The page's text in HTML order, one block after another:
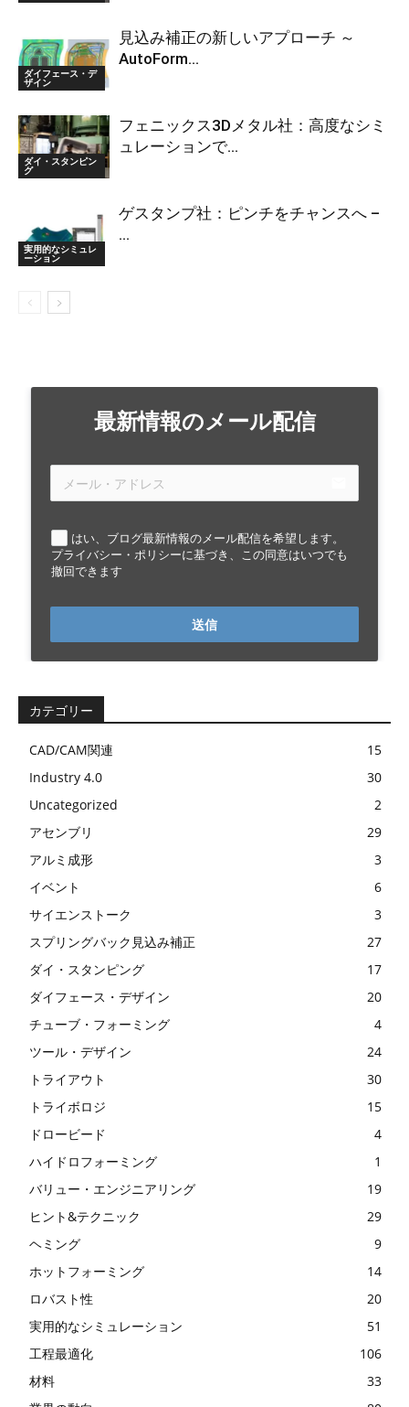
ダイフェース・デ
ザイン
見込み補正の新しいアプローチ ～
AutoForm...
ダイ・スタンピン
グ
フェニックス3Dメタル社：高度なシミ
ュレーションで...
実用的なシミュレ
ーション
ゲスタンプ社：ピンチをチャンスへ –
...
最新情報のメール配信
はい、ブログ最新情報のメール配信を希望します。
プライバシー・ポリシーに基づき、この同意はいつでも
撤回できます
送信
カテゴリー
CAD/CAM関連
15
Industry 4.0
30
Uncategorized
2
アセンブリ
29
アルミ成形
3
イベント
6
サイエンストーク
3
スプリングバック見込み補正
27
ダイ・スタンピング
17
ダイフェース・デザイン
20
チューブ・フォーミング
4
ツール・デザイン
24
トライアウト
30
トライボロジ
15
ドロービード
4
ハイドロフォーミング
1
バリュー・エンジニアリング
19
ヒント&テクニック
29
ヘミング
9
ホットフォーミング
14
ロバスト性
20
実用的なシミュレーション
51
工程最適化
106
材料
33